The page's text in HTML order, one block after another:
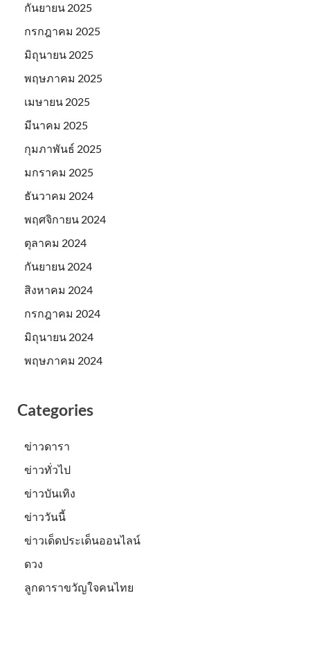
กันยายน 2025
กรกฎาคม 2025
มิถุนายน 2025
พฤษภาคม 2025
เมษายน 2025
มีนาคม 2025
กุมภาพันธ์ 2025
มกราคม 2025
ธันวาคม 2024
พฤศจิกายน 2024
ตุลาคม 2024
กันยายน 2024
สิงหาคม 2024
กรกฎาคม 2024
มิถุนายน 2024
พฤษภาคม 2024
Categories
ข่าวดารา
ข่าวทั่วไป
ข่าวบันเทิง
ข่าววันนี้
ข่าวเด็ดประเด็นออนไลน์
ดวง
ลูกดาราขวัญใจคนไทย